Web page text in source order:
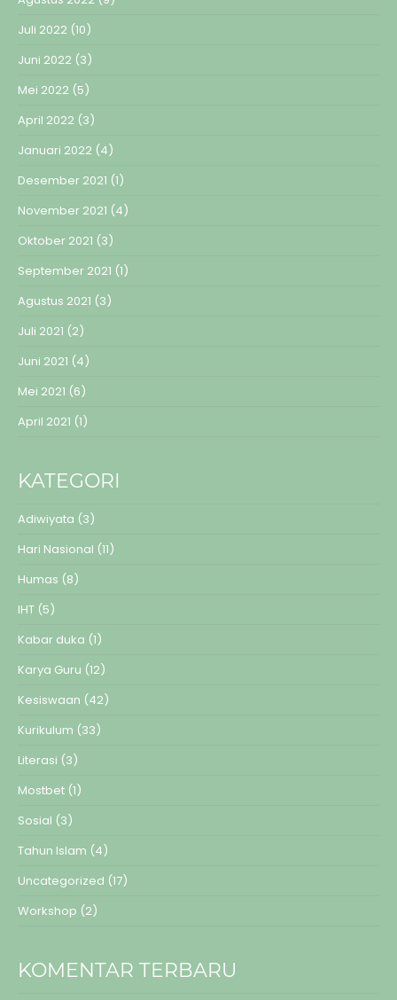
Juli 2022 (10)
Juni 2022 (3)
Mei 2022 (5)
April 2022 (3)
Januari 2022 (4)
Desember 2021 (1)
November 2021 (4)
Oktober 2021 (3)
September 2021 (1)
Agustus 2021 (3)
Juli 2021 (2)
Juni 2021 (4)
Mei 2021 (6)
April 2021 (1)
KATEGORI
Adiwiyata (3)
Hari Nasional (11)
Humas (8)
IHT (5)
Kabar duka (1)
Karya Guru (12)
Kesiswaan (42)
Kurikulum (33)
Literasi (3)
Mostbet (1)
Sosial (3)
Tahun Islam (4)
Uncategorized (17)
Workshop (2)
KOMENTAR TERBARU